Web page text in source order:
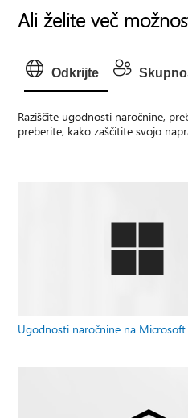
Ali želite več
Odkrijte
Raziščite ugodnosti naročnine,
preberite, kako zaščitite svojo
Ugodnosti naročnine na